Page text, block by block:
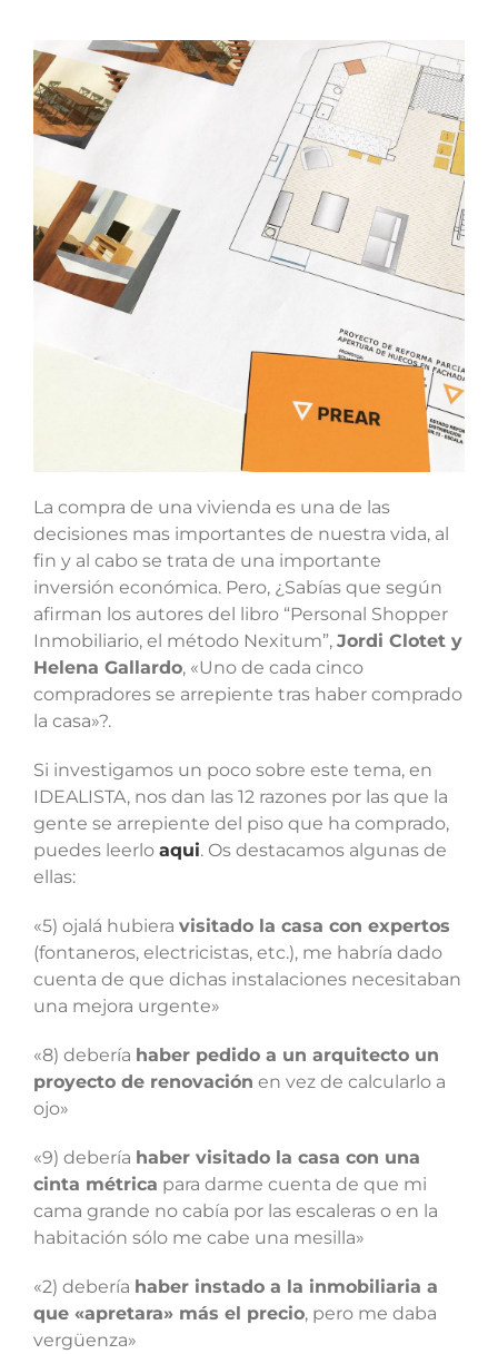
La compra de una vivienda es una de las
decisiones mas importantes de nuestra vida, al
fin y al cabo se trata de una importante
inversión económica. Pero, ¿Sabías que según
afirman los autores del libro “Personal Shopper
Inmobiliario, el método Nexitum”, Jordi Clotet y
Helena Gallardo, «Uno de cada cinco
compradores se arrepiente tras haber comprado
la casa»?.
Si investigamos un poco sobre este tema, en
IDEALISTA, nos dan las 12 razones por las que la
gente se arrepiente del piso que ha comprado,
puedes leerlo aqui. Os destacamos algunas de
ellas:
«5) ojalá hubiera visitado la casa con expertos
(fontaneros, electricistas, etc.), me habría dado
cuenta de que dichas instalaciones necesitaban
una mejora urgente»
«8) debería haber pedido a un arquitecto un
proyecto de renovación en vez de calcularlo a
ojo»
«9) debería haber visitado la casa con una
cinta métrica para darme cuenta de que mi
cama grande no cabía por las escaleras o en la
habitación sólo me cabe una mesilla»
«2) debería haber instado a la inmobiliaria a
que «apretara» más el precio, pero me daba
vergüenza»